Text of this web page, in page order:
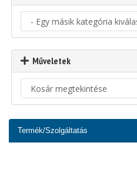
Műveletek
Termék/Szolgáltatás